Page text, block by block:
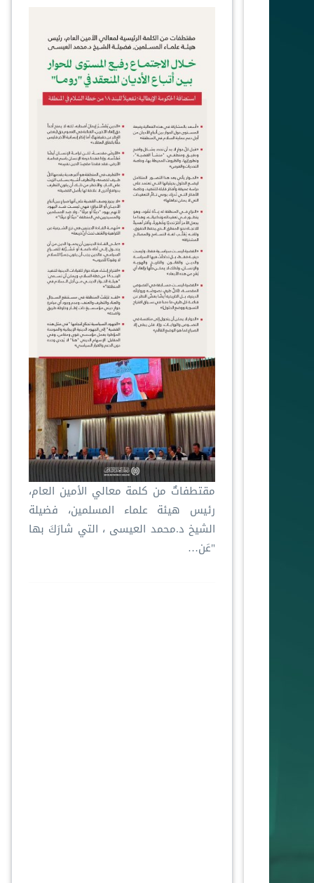
مقتطفاتٌ من كلمة معالي الأمين العام،
رئيس هيئة علماء المسلمين، فضيلة
الشيخ د.⁧‫محمد العيسى‬⁩ ‬⁩، التي شارَكَ بها
"عَن…